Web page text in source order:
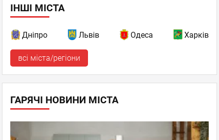
ІНШІ МІСТА
Дніпро Львів Одеса Харків
всі міста/регіони
ГАРЯЧІ НОВИНИ МІСТА